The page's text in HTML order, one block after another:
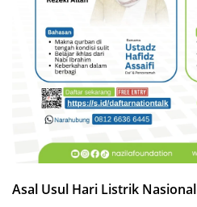
Asal Usul Hari Listrik Nasional